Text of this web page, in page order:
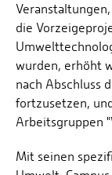
die
wurden, erhöht
nach Abschluss
fortzusetzen,
Arbeitsgruppen
Mit seinen